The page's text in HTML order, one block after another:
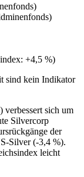
+4,5 %)
sind kein Indikator
sich um
Silvercorp
der
Silver (-3,4 %).
leicht